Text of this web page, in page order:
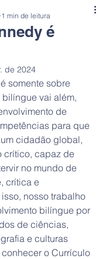
é
1 min de leitura
de 2024
somente sobre
vai além,
de
para que
cidadão global,
crítico, capaz de
no mundo de
crítica e
nosso trabalho
bilíngue por
de ciências,
e culturas
o Currículo